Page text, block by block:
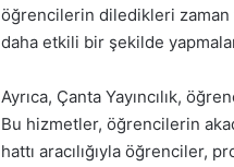
öğrencilerin diledikleri zaman
daha etkili bir şekilde
Ayrıca, Çanta Yayıncılık,
Bu hizmetler, öğrencilerin
hattı aracılığıyla öğrenciler,